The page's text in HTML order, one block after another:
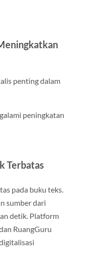
penting dalam
peningkatan
Terbatas
pada buku teks.
sumber dari
detik. Platform
RuangGuru